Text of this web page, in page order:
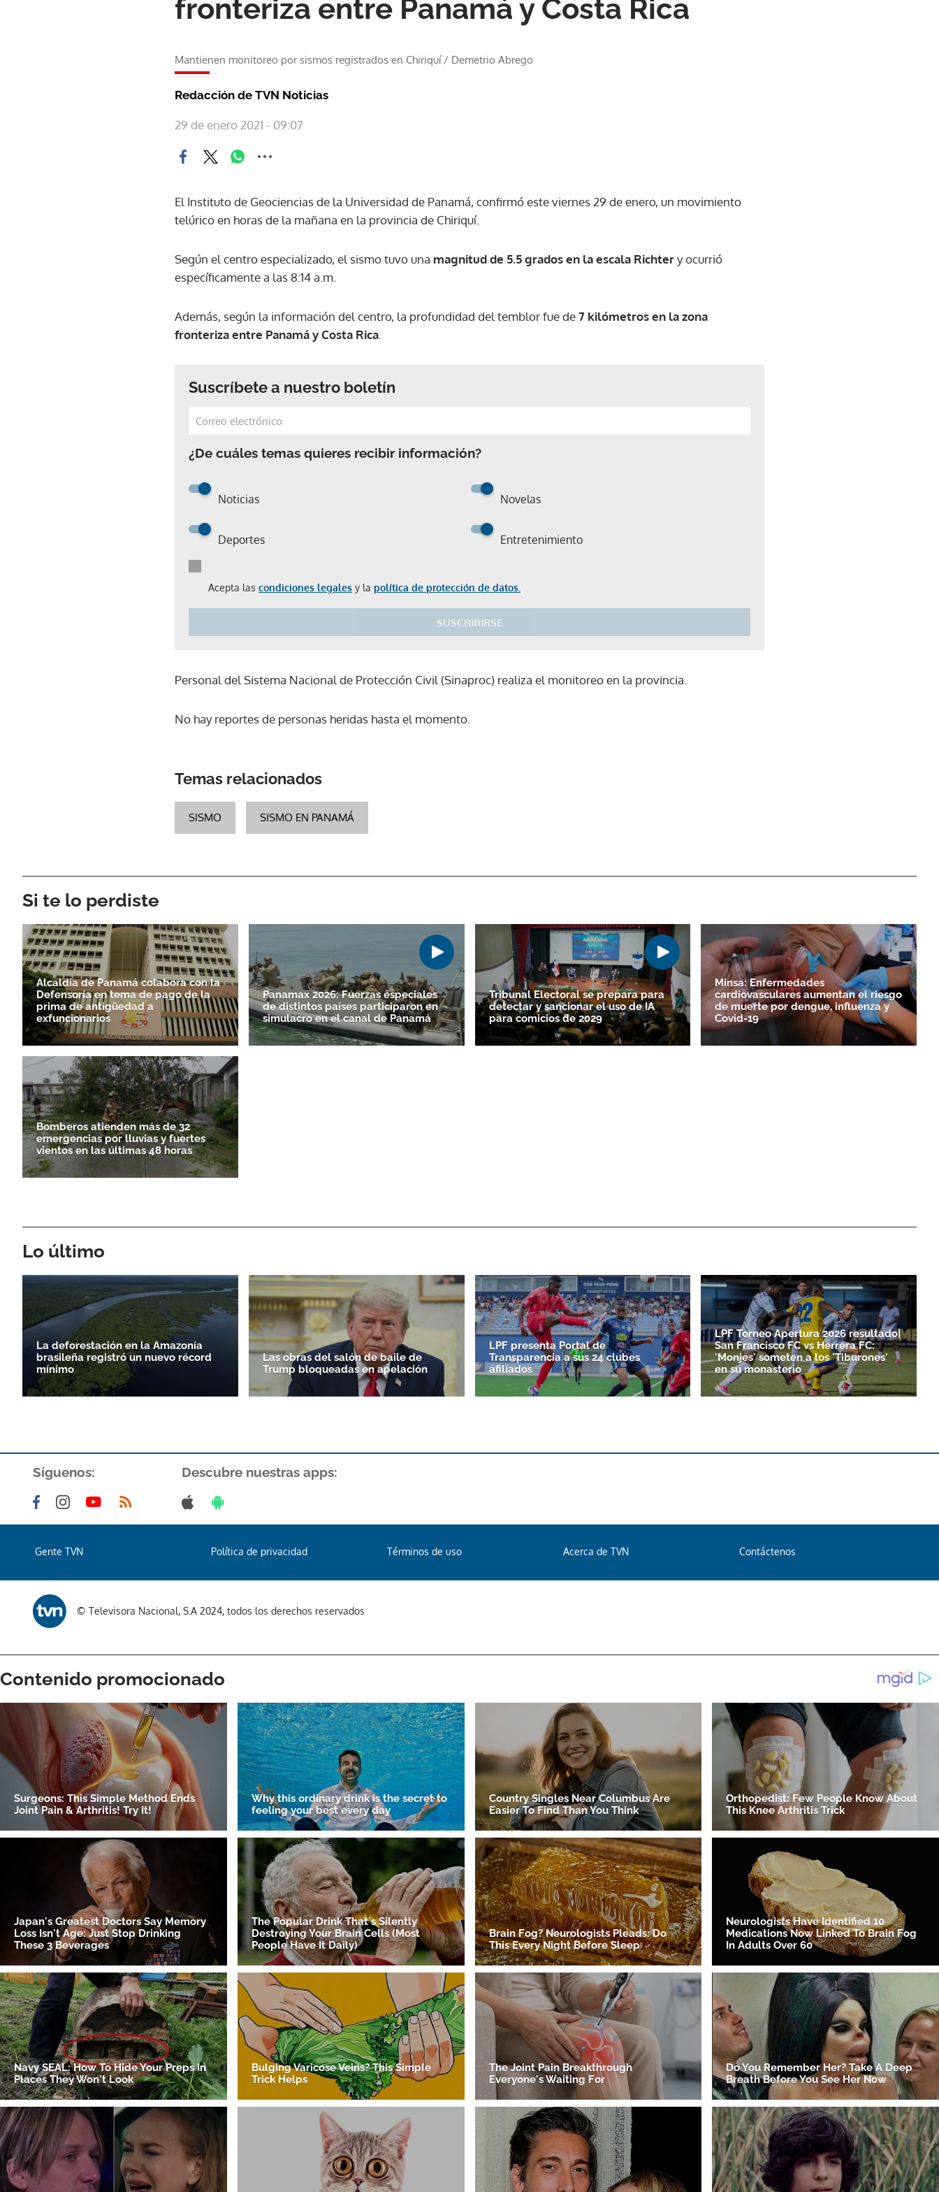
fronteriza entre Panamá y Costa Rica
Mantienen monitoreo por sismos registrados en Chiriquí/ Demetrio Abrego
Redacción de TVN Noticias
29 de enero 2021 - 09:07
El Instituto de Geociencias de la Universidad de Panamá, confirmó este viernes 29 de enero, un movimiento
telúrico en horas de la mañana en la provincia de Chiriquí.
Según el centro especializado, el sismo tuvo una magnitud de 5.5 grados en la escala Richtery ocurrió
específicamente a las 8:14 a.m.
Además, según la información del centro, la profundidad del temblor fue de7 kilómetros en la zona
fronteriza entre Panamá y Costa Rica
Suscríbete a nuestro boletín
¿De cuáles temas quieres recibir información?
Noticias Novelas
Deportes Entretenimiento
Acepta las condiciones legales y la política de protección de datos.
SUSCRIBIRSE
Gracias por suscribirte a nuestro boletín.
Personal del Sistema Nacional de Protección Civil (Sinaproc) realiza el monitoreo en la provincia.
No hay reportes de personas heridas hasta el momento.
Temas relacionados
SISMO SISMO EN PANAMÁ
Si te lo perdiste
Alcaldía de Panamá colabora con la
Defensoría en tema de pago de la
prima de antigüedad a
exfuncionarios
Panamax 2026: Fuerzas especiales
de distintos países participaron en
simulacro en el canal de Panamá
Tribunal Electoral se prepara para
detectar y sancionar el uso de IA
para comicios de 2029
Minsa: Enfermedades
cardiovasculares aumentan el riesgo
de muerte por dengue, influenza y
Covid-19
Bomberos atienden más de 32
emergencias por lluvias y fuertes
vientos en las últimas 48 horas
Lo último
La deforestación en la Amazonía
brasileña registró un nuevo récord
mínimo
Las obras del salón de baile de
Trump bloqueadas en apelación
LPF presenta Portal de
Transparencia a sus 24 clubes
afiliados
LPF Torneo Apertura 2026 resultado|
San Francisco FC vs Herrera FC:
'Monjes' someten a los 'Tiburones'
en su monasterio
Síguenos: Descubre nuestras apps:
Gente TVN Política de privacidad Términos de uso Acerca de TVN Contáctenos
© Televisora Nacional, S.A 2024, todos los derechos reservados